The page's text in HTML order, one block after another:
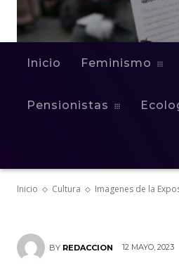
Inicio Feminismo
Pensionistas
Inicio Cultura Imagenes de la
CULTURA ESPACIOS VECINALES
el 15M
la
BY REDACCION 12 MAYO, 2023